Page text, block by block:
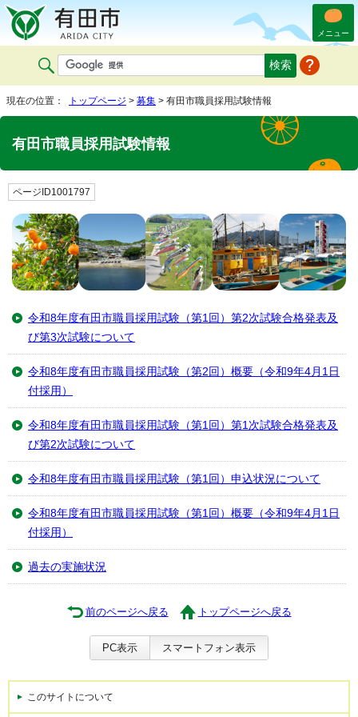
メニュー
現在の位置： トップページ > 募集 > 有田市職員採用試験情報
有田市職員採用試験情報
ページID1001797
令和8年度有田市職員採用試験（第1回）第2次試験合格発表及
び第3次試験について
令和8年度有田市職員採用試験（第2回）概要（令和9年4月1日
付採用）
令和8年度有田市職員採用試験（第1回）第1次試験合格発表及
び第2次試験について
令和8年度有田市職員採用試験（第1回）申込状況について
令和8年度有田市職員採用試験（第1回）概要（令和9年4月1日
付採用）
過去の実施状況
前のページへ戻る トップページへ戻る
PC表示 スマートフォン表示
このサイトについて